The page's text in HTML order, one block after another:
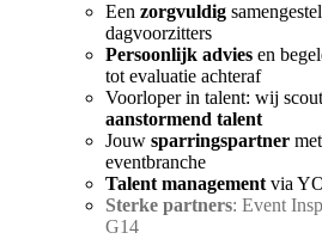
Een zorgvuldig
dagvoorzitters
Persoonlijk advies en
tot evaluatie achteraf
Voorloper in talent: wij
aanstormend talent
Jouw sparringspartner
eventbranche
Talent management via
Sterke partners: Event
G14